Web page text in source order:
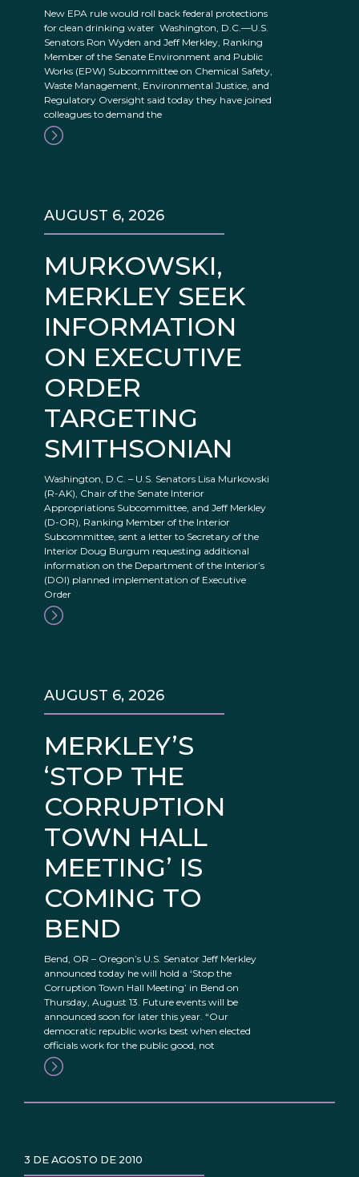
New EPA rule would roll back federal protections
for clean drinking water Washington, D.C.—U.S.
Senators Ron Wyden and Jeff Merkley, Ranking
Member of the Senate Environment and Public
Works (EPW) Subcommittee on Chemical Safety,
Waste Management, Environmental Justice, and
Regulatory Oversight said today they have joined
colleagues to demand the
MURKOWSKI,
MERKLEY SEEK
INFORMATION
ON EXECUTIVE
ORDER
TARGETING
SMITHSONIAN
AUGUST 6, 2026
Washington, D.C. – U.S. Senators Lisa Murkowski
(R-AK), Chair of the Senate Interior
Appropriations Subcommittee, and Jeff Merkley
(D-OR), Ranking Member of the Interior
Subcommittee, sent a letter to Secretary of the
Interior Doug Burgum requesting additional
information on the Department of the Interior’s
(DOI) planned implementation of Executive
Order
MERKLEY’S
‘STOP THE
CORRUPTION
TOWN HALL
MEETING’ IS
COMING TO
BEND
AUGUST 6, 2026
Bend, OR – Oregon’s U.S. Senator Jeff Merkley
announced today he will hold a ‘Stop the
Corruption Town Hall Meeting’ in Bend on
Thursday, August 13. Future events will be
announced soon for later this year. “Our
democratic republic works best when elected
officials work for the public good, not
3 DE AGOSTO DE 2010